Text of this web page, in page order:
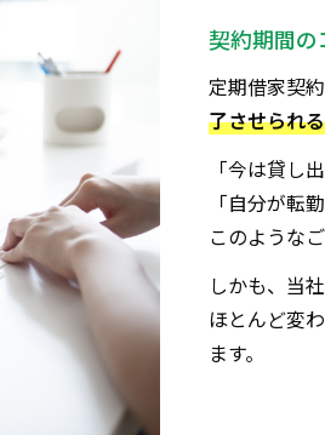
契約期間
定期借家契
了させられ
「今は貸し
「自分が転
このような
しかも、当
ほとんど変
ます。